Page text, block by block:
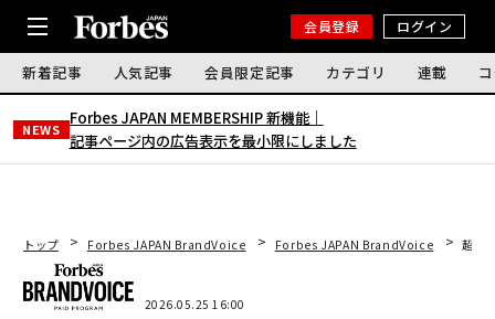
会員登録 ログイン
新着記事 人気記事 会員限定記事 カテゴリ 連載
NEWS
Forbes JAPAN MEMBERSHIP 新機能｜
記事ページ内の広告表示を最小限にしました
トップ Forbes JAPAN BrandVoice Forbes JAPAN BrandVoice 超富
2026.05.25 16:00